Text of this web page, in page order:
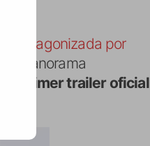
protagonizada por
panorama
primer trailer oficial